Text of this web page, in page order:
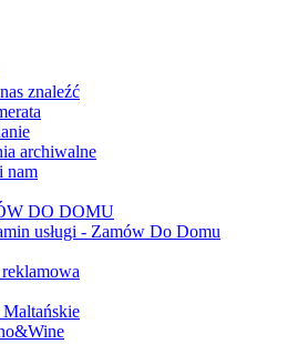
znaleźć
archiwalne
nam
DO DOMU
usługi - Zamów Do Domu